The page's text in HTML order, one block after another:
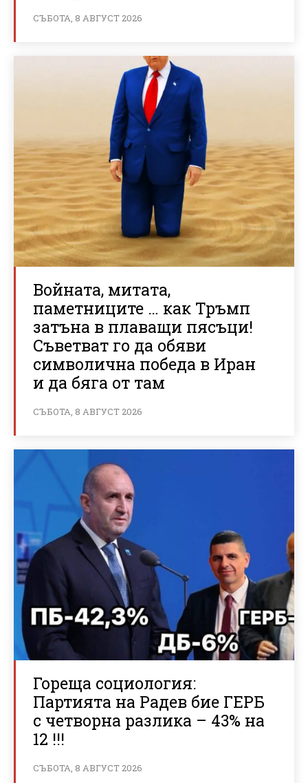
СЪБОТА, 8 АВГУСТ 2026
Войната, митата,
паметниците … как Тръмп
затъна в плаващи пясъци!
Съветват го да обяви
символична победа в Иран
и да бяга от там
СЪБОТА, 8 АВГУСТ 2026
Гореща социология:
Партията на Радев бие ГЕРБ
с четворна разлика – 43% на
12 !!!
СЪБОТА, 8 АВГУСТ 2026